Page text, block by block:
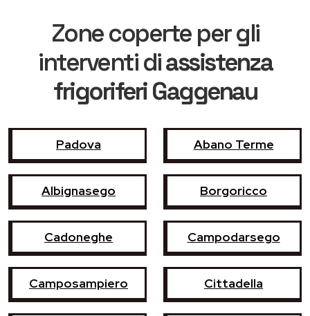
Zone coperte per gli
interventi diassistenza
frigoriferi Gaggenau
Padova Abano Terme
Albignasego Borgoricco
Cadoneghe Campodarsego
Camposampiero Cittadella